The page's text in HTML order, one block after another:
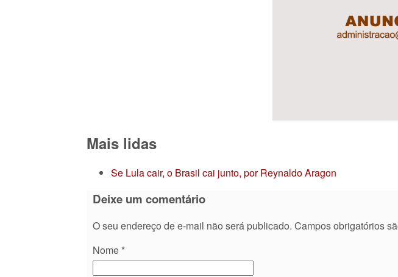
Mais lidas
Se Lula cair, o Brasil cai junto, por Reynaldo Aragon
Deixe um comentário
O seu endereço de e-mail não será publicado. Campos obrigatórios
Nome *